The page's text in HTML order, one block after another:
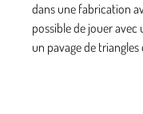
dans une fabrication
possible de jouer
un pavage de